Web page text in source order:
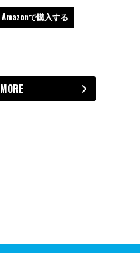
Amazonで購入する
MORE